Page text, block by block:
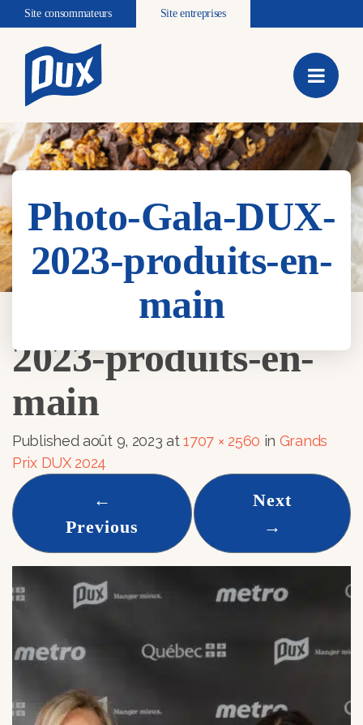
Site consommateurs Site entreprises
Photo-Gala-DUX-
2023-produits-en-
main
Photo-Gala-DUX-
2023-produits-en-
main
Publishedaoût 9, 2023 at1707 × 2560 in Grands
Prix DUX 2024
←
Previous
Next
→